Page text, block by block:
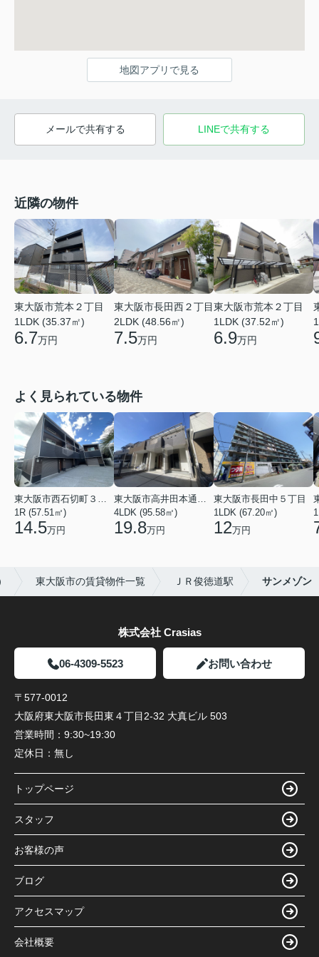
地図アプリで見る
メールで共有する LINEで共有する
近隣の物件
東大阪市荒本２丁目
1LDK (35.37㎡)
6.7万円
東大阪市長田西２丁目
2LDK (48.56㎡)
7.5万円
東大阪市荒本２丁目
1LDK (37.52㎡)
6.9万円
よく見られている物件
東大阪市西石切町３丁目
1R (57.51㎡)
14.5万円
東大阪市高井田本通２丁目
4LDK (95.58㎡)
19.8万円
東大阪市長田中５丁目
1LDK (67.20㎡)
12万円
東大阪市の賃貸物件一覧 ＪＲ俊徳道駅 サンメゾン
株式会社 Crasias
06-4309-5523 お問い合わせ
〒577-0012
大阪府東大阪市長田東４丁目2-32 大真ビル 503
営業時間： 9:30~19:30
定休日： 無し
トップページ
スタッフ
お客様の声
ブログ
アクセスマップ
会社概要